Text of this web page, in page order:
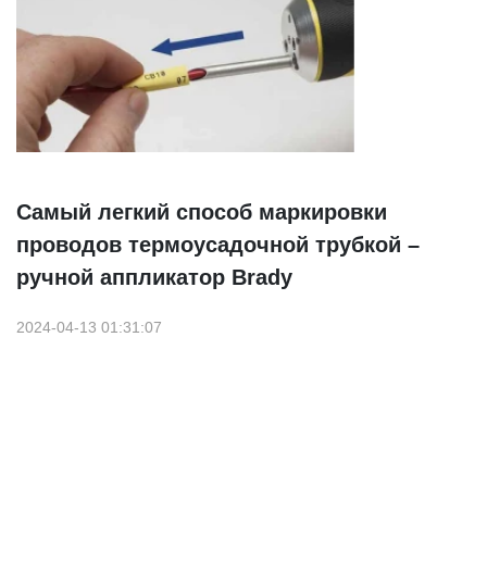
Самый легкий способ маркировки
проводов термоусадочной трубкой –
ручной аппликатор Brady
2024-04-13 01:31:07